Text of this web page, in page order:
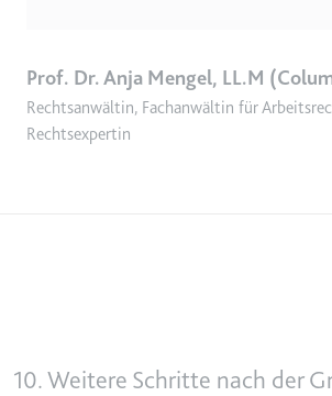
Prof. Dr. Anja Mengel, LL.M
Rechtsanwältin, Fachanwältin für
Rechtsexpertin
10. Weitere Schritte nach der